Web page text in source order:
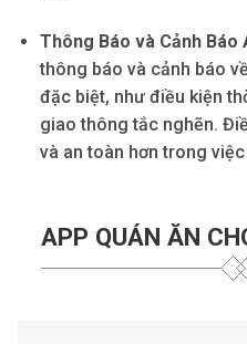
Thông Báo và Cảnh Báo
thông báo và cảnh báo
đặc biệt, như điều kiện
giao thông tắc nghẽn.
và an toàn hơn trong
APP QUÁN ĂN